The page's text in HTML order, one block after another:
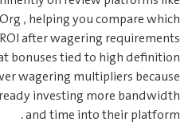
Terradituttifilmfestival.Org ,
promotion truly maximises ROI
.\nand finally remember that
streams tend to have lower
operators assume you’re